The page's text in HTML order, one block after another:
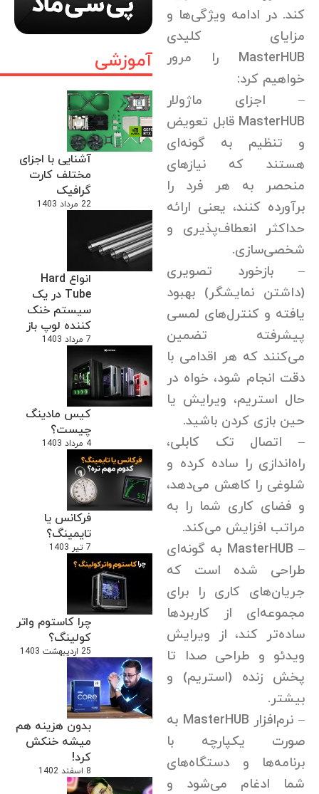
آموزشی
آشنایی با اجزای
مختلف کارت
گرافیک
22 مرداد 1403
انواع Hard
Tube در یک
سیستم خنک
کننده لوپ باز
7 مرداد 1403
کیس مادینگ
چیست؟
4 مرداد 1403
فرکانس یا
تایمینگ؟
7 تیر 1403
چرا کاستوم واتر
کولینگ؟
25 اردیبهشت 1403
بدون هزینه هم
میشه خنکش
کرد!
8 اسفند 1402
کند. در ادامه ویژگی‌ها و
مزایای کلیدی
MasterHUB را مرور
خواهیم کرد:
– اجزای ماژولار
MasterHUB قابل تعویض
و تنظیم به گونه‌ای
هستند که نیازهای
منحصر به هر فرد را
برآورده کنند، یعنی ارائه
حداکثر انعطاف‌پذیری و
شخصی‌سازی.
– بازخورد تصویری
(داشتن نمایشگر) بهبود
یافته و کنترل‌های لمسی
پیشرفته تضمین
می‌کنند که هر اقدامی با
دقت انجام شود، خواه در
حال استریم، ویرایش یا
حین بازی کردن باشید.
– اتصال تک کابلی،
راه‌اندازی را ساده کرده و
شلوغی را کاهش می‌دهد،
و فضای کاری شما را به
مراتب افزایش می‌کند.
– MasterHUB به گونه‌ای
طراحی شده است که
جریان‌های کاری را برای
مجموعه‌ای از کاربردها
ساده‌تر کند، از ویرایش
ویدئو و طراحی صدا تا
پخش زنده (استریم) و
بیشتر.
– نرم‌افزار MasterHUB به
صورت یکپارچه با
برنامه‌ها و دستگاه‌های
شما ادغام می‌شود و